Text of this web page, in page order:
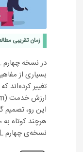
زمان تقریبی
تغییر کرده‏‌اند
این رو، تصمیم
هرچند کوتاه
نسخه‌ی چهارم ITIL داشته